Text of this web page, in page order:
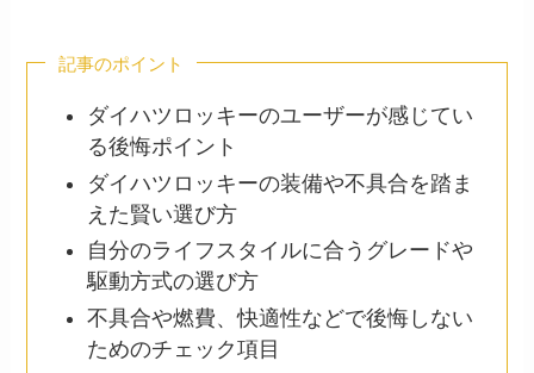
記事のポイント
ダイハツロッキーのユーザーが感じてい
る後悔ポイント
ダイハツロッキーの装備や不具合を踏ま
えた賢い選び方
自分のライフスタイルに合うグレードや
駆動方式の選び方
不具合や燃費、快適性などで後悔しない
ためのチェック項目